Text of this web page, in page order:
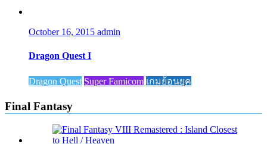
October 16, 2015 admin
Dragon Quest I
Dragon Quest Super Famicom เกมย้อนยุค
Final Fantasy